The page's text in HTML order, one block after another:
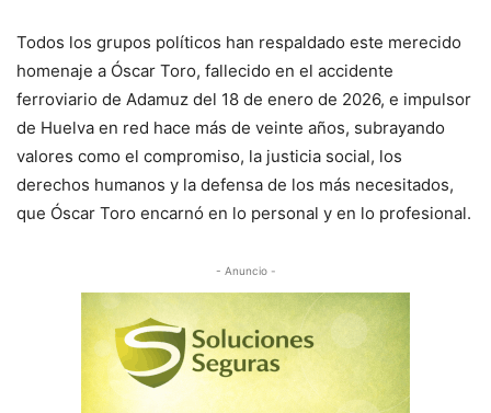
Todos los grupos políticos han respaldado este merecido
homenaje a Óscar Toro, fallecido en el accidente
ferroviario de Adamuz del 18 de enero de 2026, e impulsor
de Huelva en red hace más de veinte años, subrayando
valores como el compromiso, la justicia social, los
derechos humanos y la defensa de los más necesitados,
que Óscar Toro encarnó en lo personal y en lo profesional.
- Anuncio -